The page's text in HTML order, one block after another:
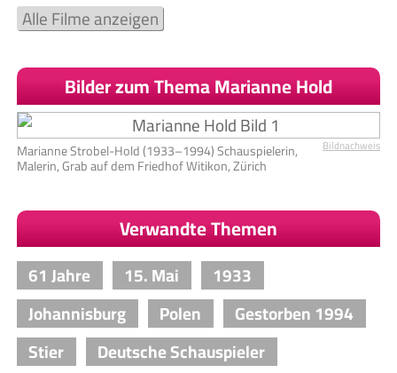
Alle Filme anzeigen
Bilder zum Thema Marianne Hold
Bildnachweis
Marianne Strobel-Hold (1933–1994) Schauspielerin,
Malerin, Grab auf dem Friedhof Witikon, Zürich
Verwandte Themen
61 Jahre 15. Mai
1933
Johannisburg
Polen
Gestorben 1994
Stier
Deutsche Schauspieler